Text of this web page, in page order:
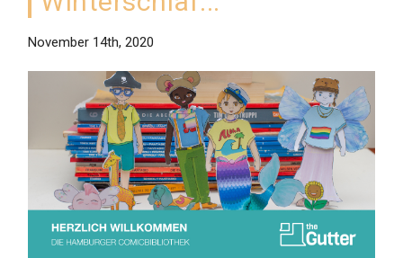
Spenden
Kontakt
November 14th, 2020